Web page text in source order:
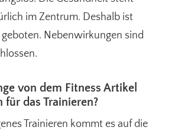
im Zentrum. Deshalb ist
Nebenwirkungen sind
von dem Fitness Artikel
für das Trainieren?
Trainieren kommt es auf die